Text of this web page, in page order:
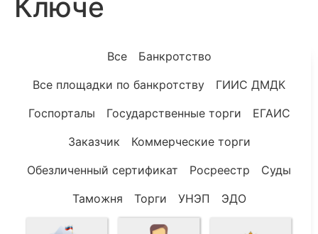
Ключе
Все
Банкротство
Все площадки по банкротству
ГИИС ДМДК
Госпорталы
Государственные торги
ЕГАИС
Заказчик
Коммерческие торги
Обезличенный сертификат
Росреестр
Суды
Таможня
Торги УНЭП ЭДО